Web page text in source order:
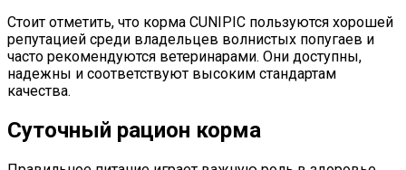
Стоит отметить, что корма CUNIPIC пользуются хорошей
репутацией среди владельцев волнистых попугаев и
часто рекомендуются ветеринарами. Они доступны,
надежны и соответствуют высоким стандартам
качества.
Суточный рацион корма